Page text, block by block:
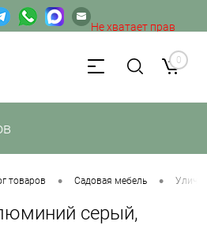
Не хватает прав
к веб-форме. 0
товаров • Садовая мебель •
серый,